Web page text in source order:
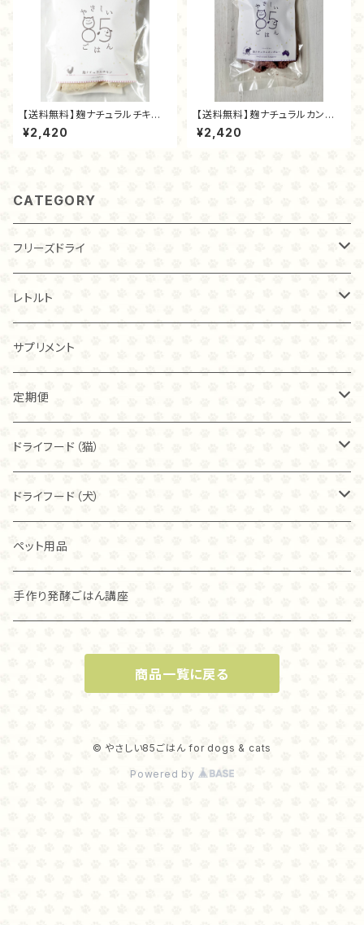
【送料無料】麹ナチュラルチキン
（フリーズドライ40ｇ）
¥2,420
【送料無料】麹ナチュラルカンガ
ルー（フリーズドライ40g）
¥2,420
CATEGORY
フリーズドライ
チキン
20ｇ
40ｇ
トライプ（ビーフ）
40ｇ
80ｇ
カンガルー
40ｇ
80ｇ
レトルト
チキン
トライプ（ビーフ）
フィッシュ
カンガルー
サプリメント
定期便
フリーズドライ
麹ナチュラルチキン（80ｇ）
麹ナチュラルチキン（40ｇ）
麹ナチュラルカンガルー（８０ｇ）
麹ナチュラルチキン
麹ナチュラルカンガルー
グラスフェッド麴トライプ
ドライフード（猫）
ブリスミックス
チキン
アレヴァ
ラム
アカナ
ドライフード（犬）
アカナ
アレヴァ
ペット用品
手作り発酵ごはん講座
商品一覧に戻る
© やさしい85ごはん for dogs & cats
Powered by